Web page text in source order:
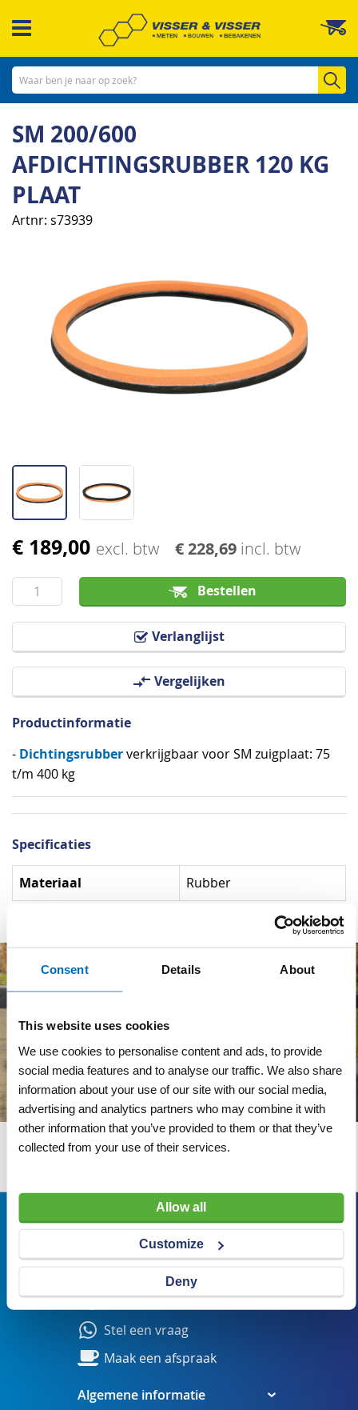
Consent Details About
This website uses cookies
We use cookies to personalise content and ads, to provide
social media features and to analyse our traffic. We also share
information about your use of our site with our social media,
advertising and analytics partners who may combine it with
other information that you’ve provided to them or that they’ve
collected from your use of their services.
Allow all
Customize
Deny
naar
inhoud
SM 200/600
AFDICHTINGSRUBBER 120 KG
PLAAT
Artnr s73939
€ 189,00 excl. btw € 228,69 incl. btw
Bestellen
Verlanglijst
Vergelijken
afbeeldingen-
Ga
het
begin
van
Productinformatie
- Dichtingsrubberverkrijgbaar voor SM zuigplaat: 75
t/m 400 kg
Specificaties
Specificaties
Materiaal Rubber
Wij adviseren u graag
Algemene informatie
Bezoekadres
Veldsteen 25, 4815 PK Breda
verkoop@visserbreda.nl
076 541 5073
Stel een vraag
Maak een afspraak